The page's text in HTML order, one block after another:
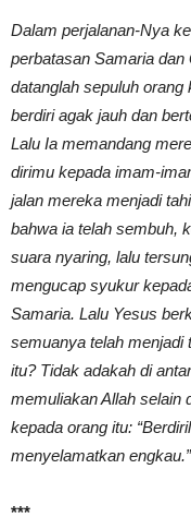
Dalam perjalanan-Nya
perbatasan Samaria
datanglah sepuluh
berdiri agak jauh dan
Lalu Ia memandang
dirimu kepada imam-
jalan mereka menjadi
bahwa ia telah sembuh,
suara nyaring, lalu
mengucap syukur
Samaria. Lalu Yesus
semuanya telah menjadi
itu? Tidak adakah di
memuliakan Allah selain
kepada orang itu:
menyelamatkan engkau.”
***